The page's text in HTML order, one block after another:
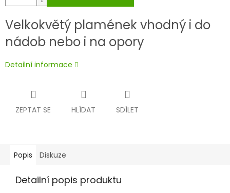
Velkokvětý plamének vhodný i do
nádob nebo i na opory
Detailní informace
ZEPTAT SE HLÍDAT SDÍLET
Popis Diskuze
Detailní popis produktu